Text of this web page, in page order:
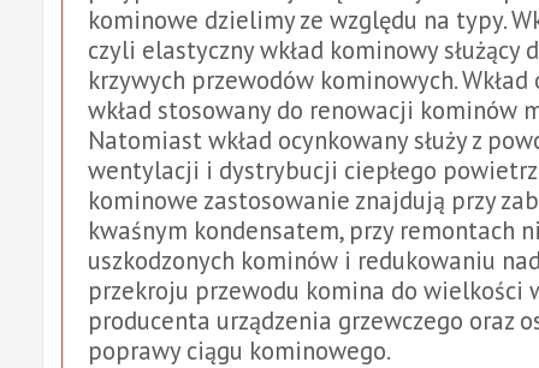
kominowe dzielimy ze względu na typy.
czyli elastyczny wkład kominowy służący
krzywych przewodów kominowych.
wkład stosowany do renowacji kominów
Natomiast wkład ocynkowany służy z
wentylacji i dystrybucji ciepłego
kominowe zastosowanie znajdują przy
kwaśnym kondensatem, przy remontach
uszkodzonych kominów i redukowaniu
przekroju przewodu komina do wielkości
producenta urządzenia grzewczego oraz
poprawy ciągu kominowego.